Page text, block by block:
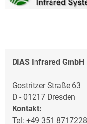
DIAS Infrared GmbH
Gostritzer Straße 63
D - 01217 Dresden
Kontakt:
Tel: +49 351 8717228